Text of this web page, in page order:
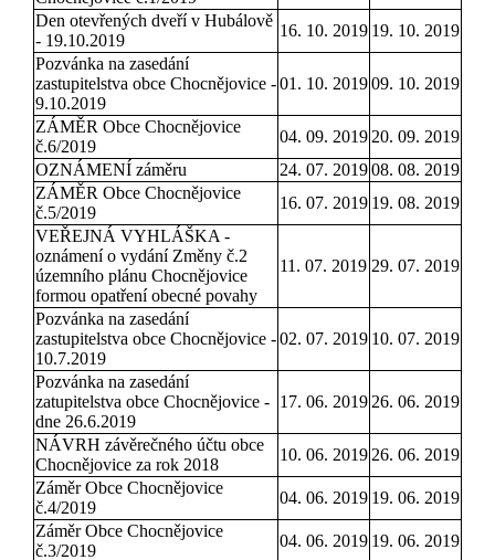
Den otevřených dveří v Hubálově
- 19.10.2019
16. 10. 2019 19. 10. 2019
Pozvánka na zasedání
zastupitelstva obce Chocnějovice -
9.10.2019
01. 10. 201909. 10. 2019
ZÁMĚR Obce Chocnějovice
č.6/2019
04. 09. 2019 20. 09. 2019
OZNÁMENÍ záměru
24. 07. 201908. 08. 2019
ZÁMĚR Obce Chocnějovice
č.5/2019
16. 07. 2019 19. 08. 2019
VEŘEJNÁ VYHLÁŠKA -
oznámení o vydání Změny č.2
územního plánu Chocnějovice
formou opatření obecné povahy
11. 07. 2019 29. 07. 2019
Pozvánka na zasedání
zastupitelstva obce Chocnějovice -
10.7.2019
02. 07. 2019 10. 07. 2019
Pozvánka na zasedání
zatupitelstva obce Chocnějovice -
dne 26.6.2019
17. 06. 2019 26. 06. 2019
NÁVRH závěrečného účtu obce
Chocnějovice za rok 2018
10. 06. 2019 26. 06. 2019
Záměr Obce Chocnějovice
č.4/2019
04. 06. 2019 19. 06. 2019
Záměr Obce Chocnějovice
č.3/2019
04. 06. 2019 19. 06. 2019